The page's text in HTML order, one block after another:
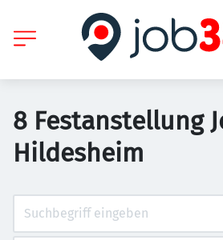
8 Festanstellung
Hildesheim